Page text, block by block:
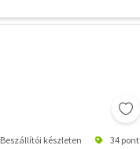
Beszállítói készleten 34 pont